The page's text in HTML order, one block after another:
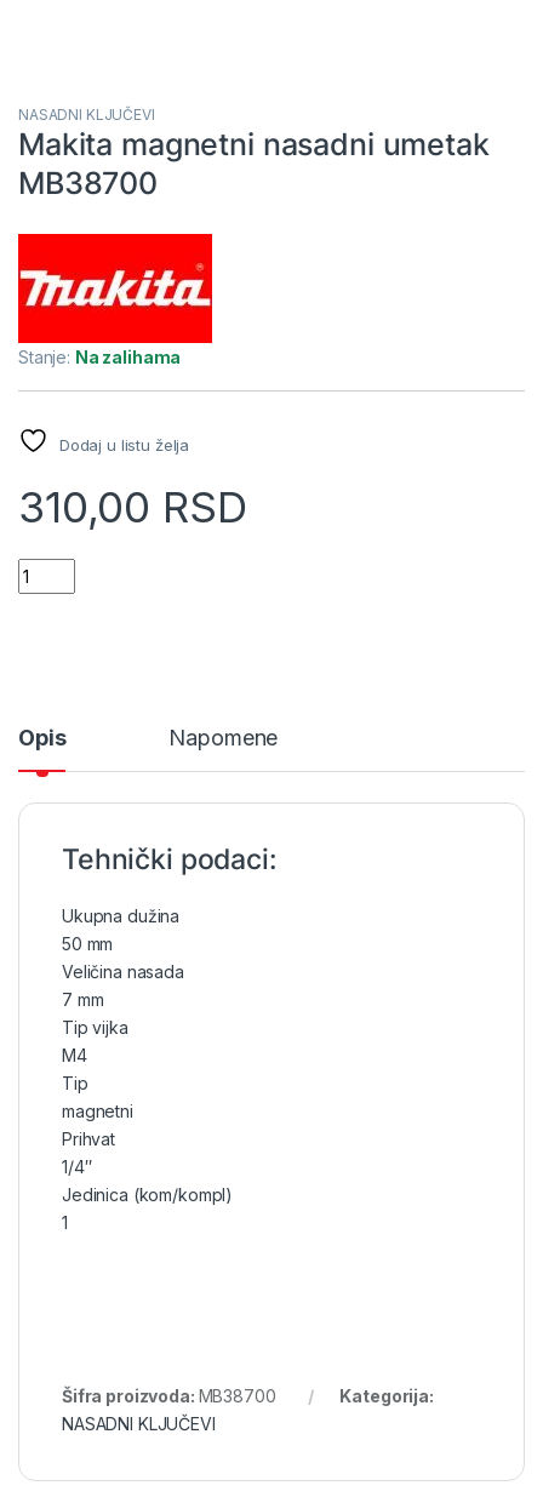
NASADNI KLJUČEVI
Makita magnetni nasadni umetak
MB38700
Stanje: Na zalihama
Dodaj u listu želja
310,00 RSD
Makita magnetni nasadni umetak MB38700 quantity
Opis Napomene
Tehnički podaci:
Ukupna dužina
50 mm
Veličina nasada
7 mm
Tip vijka
M4
Tip
magnetni
Prihvat
1/4″
Jedinica (kom/kompl)
1
Šifra proizvoda: MB38700
Kategorija:
NASADNI KLJUČEVI